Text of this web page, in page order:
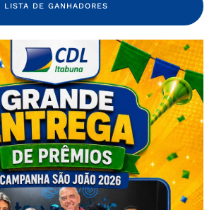
LISTA DE GANHADORES